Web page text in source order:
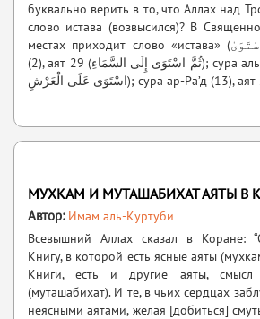
буквально верить в то, что Аллах над
слово истава (возвысился)? В
местах приходит слово «истава» (ٱسْتَوَىٰ): сура аль-Бакара
(2), аят 29 (ثُمَّ اسْتَوَى إِلَى السَّمَاءِ); сура аль-А’раф (7), аят 54 (ثُمَّ
МУХКАМ И МУТАШАБИХАТ АЯТЫ В
Автор: Имам аль-Куртуби
Всевышний Аллах сказал в Коране:
Книгу, в которой есть ясные аяты
Книги, есть и другие аяты,
(муташабихат). И те, в чьих сердцах
неясными аятами, желая [добиться]